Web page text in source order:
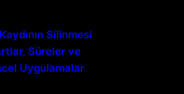
Silinmesi
Süreler ve
Uygulamalar